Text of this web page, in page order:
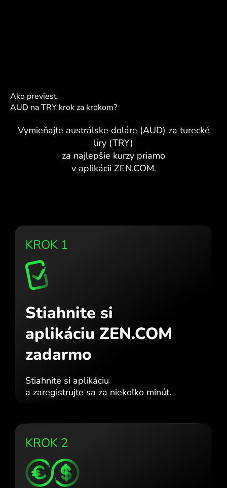
Ako previesť
AUD na TRY krok za krokom?
Vymieňajte austrálske doláre (AUD) za turecké
liry (TRY)
za najlepšie kurzy priamo
v aplikácii ZEN.COM.
KROK 1
Stiahnite si
aplikáciu ZEN.COM
zadarmo
Stiahnite si aplikáciu
a zaregistrujte sa za niekoľko minút.
KROK 2